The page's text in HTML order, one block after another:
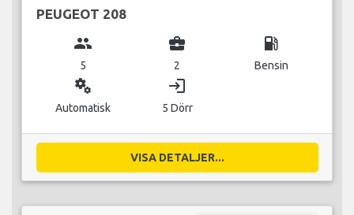
PEUGEOT 208
group
5
business_center
2
local_gas_station
Bensin
miscellaneous_services
Automatisk
login
5 Dörr
VISA DETALJER...